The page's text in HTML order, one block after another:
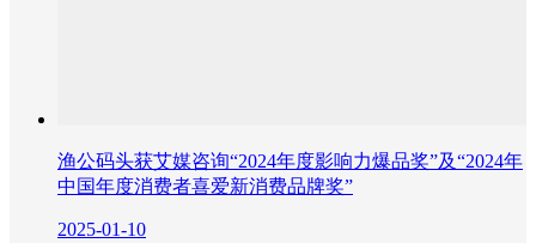
渔公码头获艾媒咨询“2024年度影响力爆品奖”及“2024年
中国年度消费者喜爱新消费品牌奖”
2025-01-10